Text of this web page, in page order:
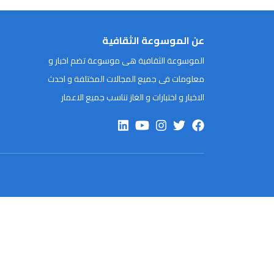
عن الموسوعة الثقافية
الموسوعة الثقافية هى موسوعة تضم اخبار و
معلومات فى جميع المجالات المختلفة و احدث
الاخبار و اختبارات و الغاز تناسب جميع الاعمار